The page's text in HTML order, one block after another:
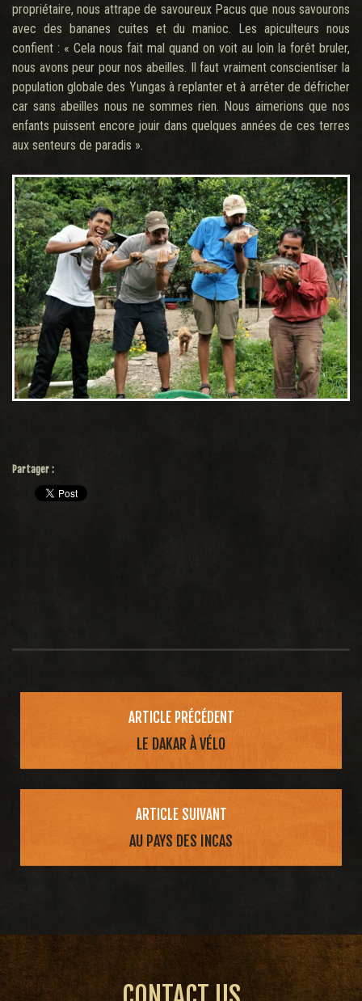
propriétaire, nous attrape de savoureux Pacus que nous savourons
avec des bananes cuites et du manioc. Les apiculteurs nous
confient : « Cela nous fait mal quand on voit au loin la forêt bruler,
nous avons peur pour nos abeilles. Il faut vraiment conscientiser la
population globale des Yungas à replanter et à arrêter de défricher
car sans abeilles nous ne sommes rien. Nous aimerions que nos
enfants puissent encore jouir dans quelques années de ces terres
aux senteurs de paradis ».
Partager :
ARTICLE PRÉCÉDENT
LE DAKAR À VÉLO
ARTICLE SUIVANT
AU PAYS DES INCAS